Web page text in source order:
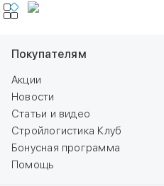
Покупателям
Акции
Новости
Статьи и видео
Стройлогистика Клуб
Бонусная программа
Помощь